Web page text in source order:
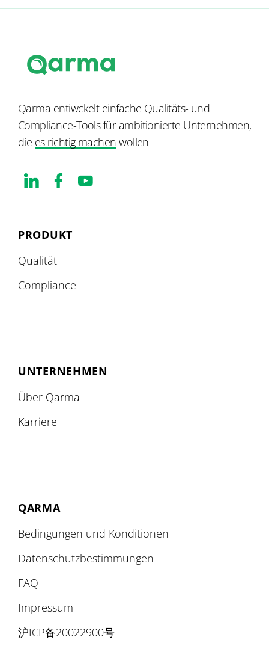
Qarma entiwckelt einfache Qualitäts- und
Compliance-Tools für ambitionierte Unternehmen,
die es richtig machen wollen
PRODUKT
Qualität
Compliance
UNTERNEHMEN
Über Qarma
Karriere
QARMA
Bedingungen und Konditionen
Datenschutzbestimmungen
FAQ
Impressum
沪ICP备20022900号